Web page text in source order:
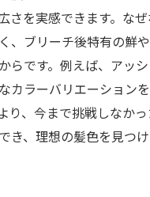
さを実感できます。な
、ブリーチ後特有の鮮
らです。例えば、アッ
カラーバリエーション
り、今まで挑戦しなか
き、理想の髪色を見つ